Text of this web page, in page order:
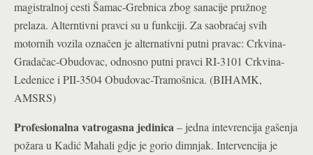
magistralnoj cesti Šamac-Grebnica zbog sanacije pružnog
prelaza. Alterntivni pravci su u funkciji. Za saobraćaj svih
motornih vozila označen je alternativni putni pravac: Crkvina-
Gradačac-Obudovac, odnosno putni pravci RI-3101 Crkvina-
Ledenice i PII-3504 Obudovac-Tramošnica. (BIHAMK,
AMSRS)
Profesionalna vatrogasna jedinica– jedna intevrencija gašenja
požara u Kadić Mahali gdje je gorio dimnjak. Intervencija je